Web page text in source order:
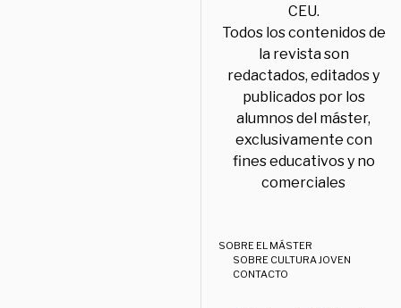
CEU.
Todos los contenidos de
la revista son
redactados, editados y
publicados por los
alumnos del máster,
exclusivamente con
fines educativos y no
comerciales
SOBRE EL MÁSTER
SOBRE CULTURA JOVEN
CONTACTO